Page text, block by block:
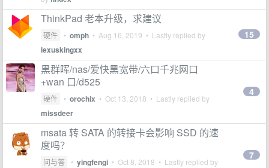
ThinkPad 老本升级，求建议
硬件 • omph • Aug 16, 2019 • Lastly replied by
lexuskingxx
15
黑群晖/nas/爱快黑宽带/六口千兆网口
+wan 口/d525
硬件 • orochix • Oct 13, 2018 • Lastly replied by
missdeer
4
msata 转 SATA 的转接卡会影响 SSD 的速
度吗？
问与答 • yingfengi • Oct 8, 2018 • Lastly replied by
7